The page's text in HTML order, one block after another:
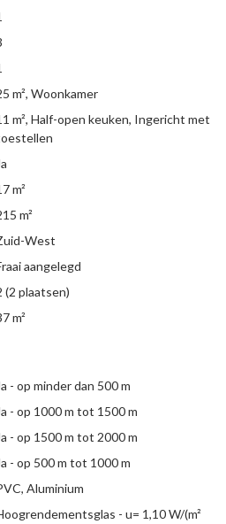
m², Woonkamer
m², Half-open keuken, Ingericht met
m²
m²
West
aangelegd
(2 plaatsen)
m²
- op minder dan 500 m
- op 1000 m tot 1500 m
- op 1500 m tot 2000 m
- op 500 m tot 1000 m
Aluminium
- u= 1,10 W/(m²